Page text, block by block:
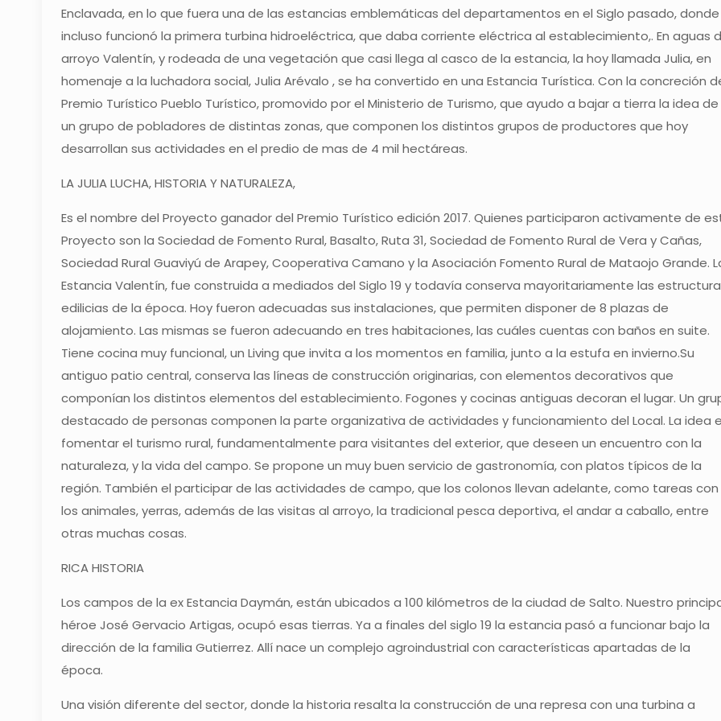
Enclavada, en lo que fuera una de las estancias emblemáticas del departamentos en el Siglo pasado, donde
incluso funcionó la primera turbina hidroeléctrica, que daba corriente eléctrica al establecimiento,. En aguas
arroyo Valentín, y rodeada de una vegetación que casi llega al casco de la estancia, la hoy llamada Julia, en
homenaje a la luchadora social, Julia Arévalo , se ha convertido en una Estancia Turística. Con la concreción
Premio Turístico Pueblo Turístico, promovido por el Ministerio de Turismo, que ayudo a bajar a tierra la idea de
un grupo de pobladores de distintas zonas, que componen los distintos grupos de productores que hoy
desarrollan sus actividades en el predio de mas de 4 mil hectáreas.
LA JULIA LUCHA, HISTORIA Y NATURALEZA,
Es el nombre del Proyecto ganador del Premio Turístico edición 2017. Quienes participaron activamente de
Proyecto son la Sociedad de Fomento Rural, Basalto, Ruta 31, Sociedad de Fomento Rural de Vera y Cañas,
Sociedad Rural Guaviyú de Arapey, Cooperativa Camano y la Asociación Fomento Rural de Mataojo Grande.
Estancia Valentín, fue construida a mediados del Siglo 19 y todavía conserva mayoritariamente las
edilicias de la época. Hoy fueron adecuadas sus instalaciones, que permiten disponer de 8 plazas de
alojamiento. Las mismas se fueron adecuando en tres habitaciones, las cuáles cuentas con baños en suite.
Tiene cocina muy funcional, un Living que invita a los momentos en familia, junto a la estufa en invierno.Su
antiguo patio central, conserva las líneas de construcción originarias, con elementos decorativos que
componían los distintos elementos del establecimiento. Fogones y cocinas antiguas decoran el lugar. Un
destacado de personas componen la parte organizativa de actividades y funcionamiento del Local. La idea
fomentar el turismo rural, fundamentalmente para visitantes del exterior, que deseen un encuentro con la
naturaleza, y la vida del campo. Se propone un muy buen servicio de gastronomía, con platos típicos de la
región. También el participar de las actividades de campo, que los colonos llevan adelante, como tareas con
los animales, yerras, además de las visitas al arroyo, la tradicional pesca deportiva, el andar a caballo, entre
otras muchas cosas.
RICA HISTORIA
Los campos de la ex Estancia Daymán, están ubicados a 100 kilómetros de la ciudad de Salto. Nuestro
héroe José Gervacio Artigas, ocupó esas tierras. Ya a finales del siglo 19 la estancia pasó a funcionar bajo la
dirección de la familia Gutierrez. Allí nace un complejo agroindustrial con características apartadas de la
época.
Una visión diferente del sector, donde la historia resalta la construcción de una represa con una turbina a